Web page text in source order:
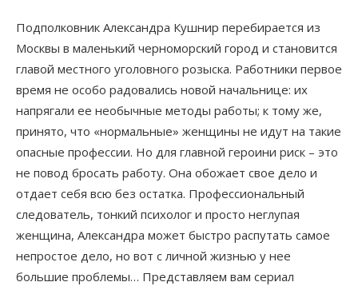
Подполковник Александра Кушнир перебирается из
Москвы в маленький черноморский город и становится
главой местного уголовного розыска. Работники первое
время не особо радовались новой начальнице: их
напрягали ее необычные методы работы; к тому же,
принято, что «нормальные» женщины не идут на такие
опасные профессии. Но для главной героини риск – это
не повод бросать работу. Она обожает свое дело и
отдает себя всю без остатка. Профессиональный
следователь, тонкий психолог и просто неглупая
женщина, Александра может быстро распутать самое
непростое дело, но вот с личной жизнью у нее
большие проблемы… Представляем вам сериал